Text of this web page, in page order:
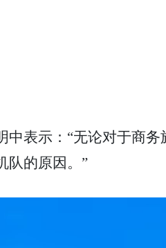
中表示：“无论对于商
队的原因。”